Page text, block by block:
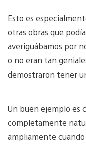
Esto es
otras obras que
averiguábamos por
o no eran tan
demostraron tener
Un buen ejemplo es
completamente
ampliamente